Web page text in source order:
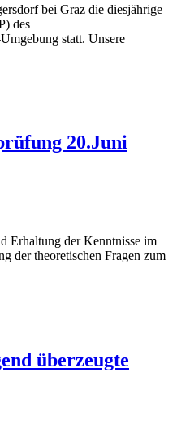
bei Graz die diesjährige
des
statt. Unsere
20.Juni
Erhaltung der Kenntnisse im
der theoretischen Fragen zum
überzeugte